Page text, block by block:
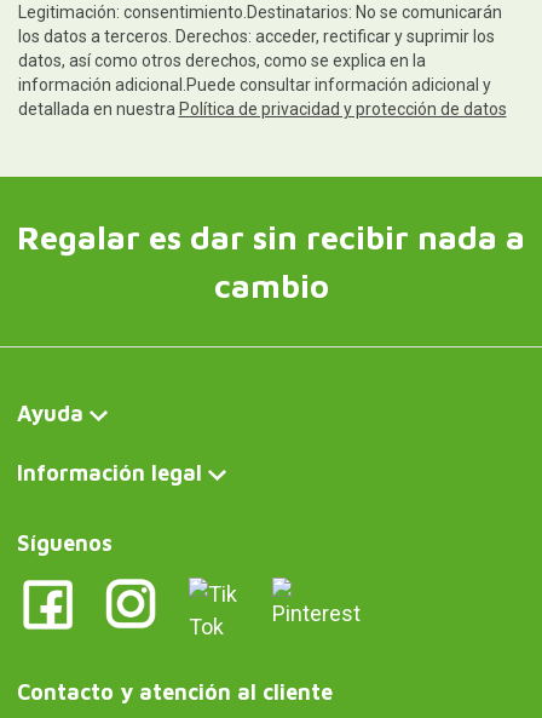
Legitimación: consentimiento.Destinatarios: No se comunicarán
los datos a terceros. Derechos: acceder, rectificar y suprimir los
datos, así como otros derechos, como se explica en la
información adicional.Puede consultar información adicional y
detallada en nuestra Política de privacidad y protección de datos
Regalar es dar sin recibir nada a
cambio
Ayuda
Información legal
Síguenos
Contacto y atención al cliente